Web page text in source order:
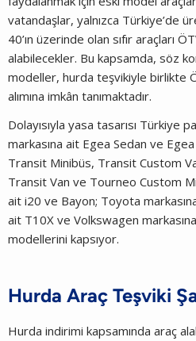
vatandaşlar, yalnızca Türkiye’de
40’ın üzerinde olan sıfır araçları
alabilecekler. Bu kapsamda, söz
modeller, hurda teşvikiyle birlikte
alımına imkân tanımaktadır.
Dolayısıyla yasa tasarısı Türkiye
markasına ait Egea Sedan ve
Transit Minibüs, Transit Custom
Transit Van ve Tourneo Custom
ait i20 ve Bayon; Toyota
ait T10X ve Volkswagen
modellerini kapsıyor.
Hurda Araç Teşviki
Hurda indirimi kapsamında araç